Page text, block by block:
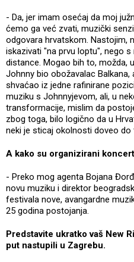
- Da, jer imam osećaj da moj
ćemo ga već zvati, muzički
odgovara hrvatskom. Nastojim,
iskazivati "na prvu loptu", nego
distance. Mogao bih to, možda,
Johnny bio obožavalac Balkana,
shvaćao iz jedne rafinirane
muziku s Johnnyjevom, ali, u
transformacije, mislim da
zbog toga, bilo logično da u
neki je sticaj okolnosti doveo do
A kako su organizirani
- Preko mog agenta Bojana
novu muziku i direktor
festivala nove, avangardne
25 godina postojanja.
Predstavite ukratko vaš New
put nastupili u Zagrebu.